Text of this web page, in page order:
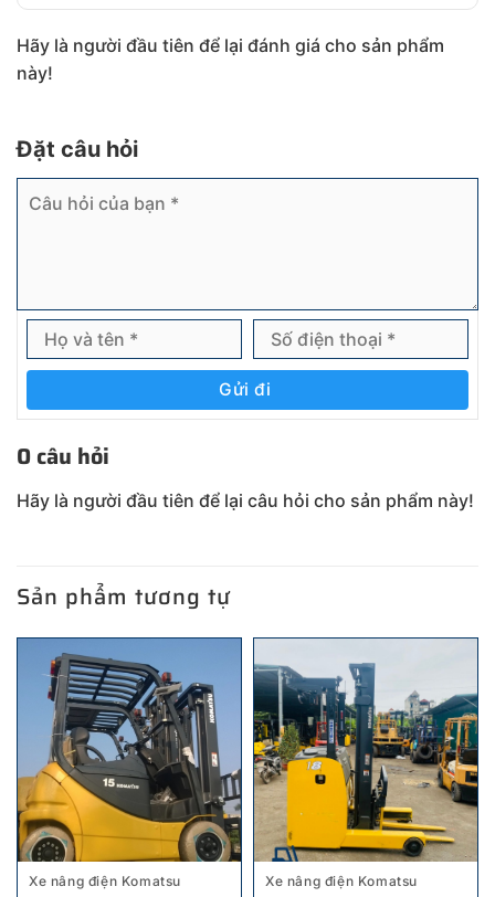
Hãy là người đầu tiên để lại đánh giá cho sản phẩm
này!
Đặt câu hỏi
Gửi đi
0 câu hỏi
Hãy là người đầu tiên để lại câu hỏi cho sản phẩm này!
Sản phẩm tương tự
Xe nâng điện Komatsu Xe nâng điện Komatsu